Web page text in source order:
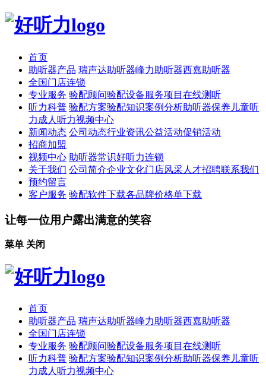
首页
助听器产品 瑞声达助听器峰力助听器西嘉助听器
全国门店连锁
专业服务 验配顾问验配设备服务项目 在线测听
听力科普 验配方案验配知识案例分析助听器保养 儿童听
力 成人听力视频中心
新闻动态 公司动态行业资讯公益活动促销活动
招商加盟
视频中心 助听器常识好听力连锁
关于我们 公司简介企业文化门店风采人才招聘联系我们
预约留言
客户服务 验配软件下载各品牌价格单下载
让每一位用户露出满意的笑容
菜单 关闭
首页
助听器产品 瑞声达助听器峰力助听器西嘉助听器
全国门店连锁
专业服务 验配顾问验配设备服务项目 在线测听
听力科普 验配方案验配知识案例分析助听器保养 儿童听
力 成人听力视频中心